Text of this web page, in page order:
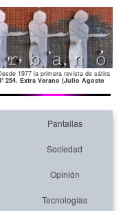
1977 la primera revista de sátira
254. Extra Verano (Julio Agosto
Pantallas
Sociedad
Opinión
Tecnologías